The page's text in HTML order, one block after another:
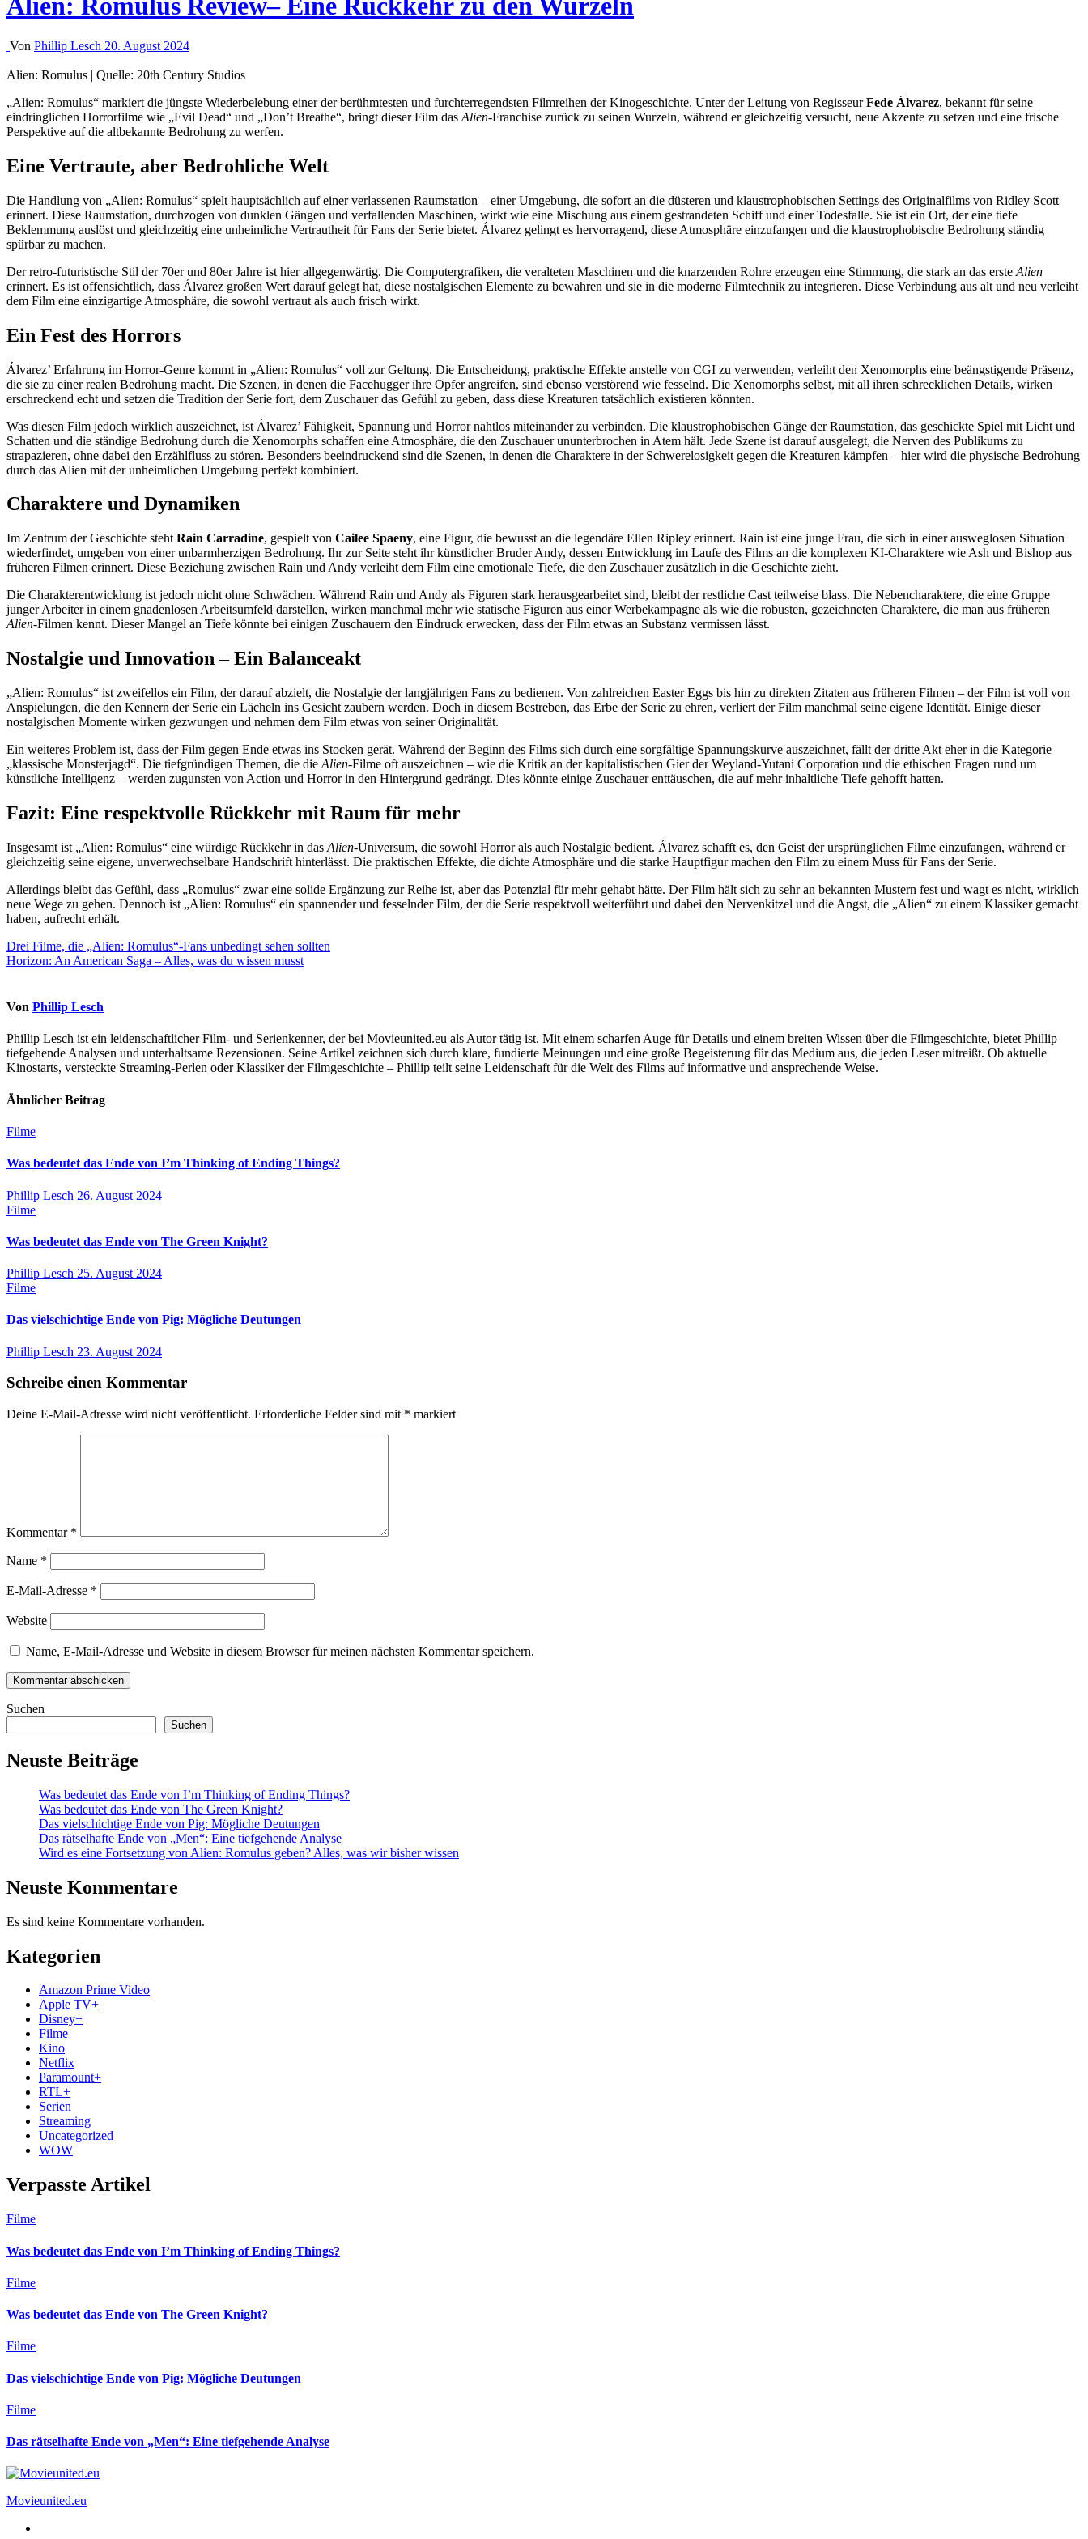
Alien: Romulus Review– Eine Rückkehr zu den Wurzeln
Von Phillip Lesch 20. August 2024
Alien: Romulus | Quelle: 20th Century Studios
„Alien: Romulus“ markiert die jüngste Wiederbelebung einer der berühmtesten und furchterregendsten Filmreihen der Kinogeschichte. Unter der Leitung von RegisseurFede Álvarez, bekannt für seine
eindringlichen Horrorfilme wie „Evil Dead“ und „Don’t Breathe“, bringt dieser Film das Alien-Franchise zurück zu seinen Wurzeln, während er gleichzeitig versucht, neue Akzente zu setzen und eine frische
Perspektive auf die altbekannte Bedrohung zu werfen.
Eine Vertraute, aber Bedrohliche Welt
Die Handlung von „Alien: Romulus“ spielt hauptsächlich auf einer verlassenen Raumstation – einer Umgebung, die sofort an die düsteren und klaustrophobischen Settings des Originalfilms von Ridley Scott
erinnert. Diese Raumstation, durchzogen von dunklen Gängen und verfallenden Maschinen, wirkt wie eine Mischung aus einem gestrandeten Schiff und einer Todesfalle. Sie ist ein Ort, der eine tiefe
Beklemmung auslöst und gleichzeitig eine unheimliche Vertrautheit für Fans der Serie bietet. Álvarez gelingt es hervorragend, diese Atmosphäre einzufangen und die klaustrophobische Bedrohung ständig
spürbar zu machen.
Der retro-futuristische Stil der 70er und 80er Jahre ist hier allgegenwärtig. Die Computergrafiken, die veralteten Maschinen und die knarzenden Rohre erzeugen eine Stimmung, die stark an das erste Alien
erinnert. Es ist offensichtlich, dass Álvarez großen Wert darauf gelegt hat, diese nostalgischen Elemente zu bewahren und sie in die moderne Filmtechnik zu integrieren. Diese Verbindung aus alt und neu verleiht
dem Film eine einzigartige Atmosphäre, die sowohl vertraut als auch frisch wirkt.
Ein Fest des Horrors
Álvarez’ Erfahrung im Horror-Genre kommt in „Alien: Romulus“ voll zur Geltung. Die Entscheidung, praktische Effekte anstelle von CGI zu verwenden, verleiht den Xenomorphs eine beängstigende Präsenz,
die sie zu einer realen Bedrohung macht. Die Szenen, in denen die Facehugger ihre Opfer angreifen, sind ebenso verstörend wie fesselnd. Die Xenomorphs selbst, mit all ihren schrecklichen Details, wirken
erschreckend echt und setzen die Tradition der Serie fort, dem Zuschauer das Gefühl zu geben, dass diese Kreaturen tatsächlich existieren könnten.
Was diesen Film jedoch wirklich auszeichnet, ist Álvarez’ Fähigkeit, Spannung und Horror nahtlos miteinander zu verbinden. Die klaustrophobischen Gänge der Raumstation, das geschickte Spiel mit Licht und
Schatten und die ständige Bedrohung durch die Xenomorphs schaffen eine Atmosphäre, die den Zuschauer ununterbrochen in Atem hält. Jede Szene ist darauf ausgelegt, die Nerven des Publikums zu
strapazieren, ohne dabei den Erzählfluss zu stören. Besonders beeindruckend sind die Szenen, in denen die Charaktere in der Schwerelosigkeit gegen die Kreaturen kämpfen – hier wird die physische Bedrohung
durch das Alien mit der unheimlichen Umgebung perfekt kombiniert.
Charaktere und Dynamiken
Im Zentrum der Geschichte steht Rain Carradine, gespielt von Cailee Spaeny, eine Figur, die bewusst an die legendäre Ellen Ripley erinnert. Rain ist eine junge Frau, die sich in einer ausweglosen Situation
wiederfindet, umgeben von einer unbarmherzigen Bedrohung. Ihr zur Seite steht ihr künstlicher Bruder Andy, dessen Entwicklung im Laufe des Films an die komplexen KI-Charaktere wie Ash und Bishop aus
früheren Filmen erinnert. Diese Beziehung zwischen Rain und Andy verleiht dem Film eine emotionale Tiefe, die den Zuschauer zusätzlich in die Geschichte zieht.
Die Charakterentwicklung ist jedoch nicht ohne Schwächen. Während Rain und Andy als Figuren stark herausgearbeitet sind, bleibt der restliche Cast teilweise blass. Die Nebencharaktere, die eine Gruppe
junger Arbeiter in einem gnadenlosen Arbeitsumfeld darstellen, wirken manchmal mehr wie statische Figuren aus einer Werbekampagne als wie die robusten, gezeichneten Charaktere, die man aus früheren
Alien-Filmen kennt. Dieser Mangel an Tiefe könnte bei einigen Zuschauern den Eindruck erwecken, dass der Film etwas an Substanz vermissen lässt.
Nostalgie und Innovation – Ein Balanceakt
„Alien: Romulus“ ist zweifellos ein Film, der darauf abzielt, die Nostalgie der langjährigen Fans zu bedienen. Von zahlreichen Easter Eggs bis hin zu direkten Zitaten aus früheren Filmen – der Film ist voll von
Anspielungen, die den Kennern der Serie ein Lächeln ins Gesicht zaubern werden. Doch in diesem Bestreben, das Erbe der Serie zu ehren, verliert der Film manchmal seine eigene Identität. Einige dieser
nostalgischen Momente wirken gezwungen und nehmen dem Film etwas von seiner Originalität.
Ein weiteres Problem ist, dass der Film gegen Ende etwas ins Stocken gerät. Während der Beginn des Films sich durch eine sorgfältige Spannungskurve auszeichnet, fällt der dritte Akt eher in die Kategorie
„klassische Monsterjagd“. Die tiefgründigen Themen, die die Alien-Filme oft auszeichnen – wie die Kritik an der kapitalistischen Gier der Weyland-Yutani Corporation und die ethischen Fragen rund um
künstliche Intelligenz – werden zugunsten von Action und Horror in den Hintergrund gedrängt. Dies könnte einige Zuschauer enttäuschen, die auf mehr inhaltliche Tiefe gehofft hatten.
Fazit: Eine respektvolle Rückkehr mit Raum für mehr
Insgesamt ist „Alien: Romulus“ eine würdige Rückkehr in das Alien-Universum, die sowohl Horror als auch Nostalgie bedient. Álvarez schafft es, den Geist der ursprünglichen Filme einzufangen, während er
gleichzeitig seine eigene, unverwechselbare Handschrift hinterlässt. Die praktischen Effekte, die dichte Atmosphäre und die starke Hauptfigur machen den Film zu einem Muss für Fans der Serie.
Allerdings bleibt das Gefühl, dass „Romulus“ zwar eine solide Ergänzung zur Reihe ist, aber das Potenzial für mehr gehabt hätte. Der Film hält sich zu sehr an bekannten Mustern fest und wagt es nicht, wirklich
neue Wege zu gehen. Dennoch ist „Alien: Romulus“ ein spannender und fesselnder Film, der die Serie respektvoll weiterführt und dabei den Nervenkitzel und die Angst, die „Alien“ zu einem Klassiker gemacht
haben, aufrecht erhält.
Beitragsnavigation
Drei Filme, die „Alien: Romulus“-Fans unbedingt sehen sollten
Horizon: An American Saga – Alles, was du wissen musst
Von Phillip Lesch
Phillip Lesch ist ein leidenschaftlicher Film- und Serienkenner, der bei Movieunited.eu als Autor tätig ist. Mit einem scharfen Auge für Details und einem breiten Wissen über die Filmgeschichte, bietet Phillip
tiefgehende Analysen und unterhaltsame Rezensionen. Seine Artikel zeichnen sich durch klare, fundierte Meinungen und eine große Begeisterung für das Medium aus, die jeden Leser mitreißt. Ob aktuelle
Kinostarts, versteckte Streaming-Perlen oder Klassiker der Filmgeschichte – Phillip teilt seine Leidenschaft für die Welt des Films auf informative und ansprechende Weise.
Ähnlicher Beitrag
Filme
Was bedeutet das Ende von I’m Thinking of Ending Things?
Phillip Lesch 26. August 2024
Filme
Was bedeutet das Ende von The Green Knight?
Phillip Lesch 25. August 2024
Filme
Das vielschichtige Ende von Pig: Mögliche Deutungen
Phillip Lesch 23. August 2024
Schreibe einen Kommentar
Deine E-Mail-Adresse wird nicht veröffentlicht. Erforderliche Felder sind mit * markiert
Kommentar *
Name *
E-Mail-Adresse *
Website
Name, E-Mail-Adresse und Website in diesem Browser für meinen nächsten Kommentar speichern.
Suchen
Suchen
Neuste Beiträge
Was bedeutet das Ende von I’m Thinking of Ending Things?
Was bedeutet das Ende von The Green Knight?
Das vielschichtige Ende von Pig: Mögliche Deutungen
Das rätselhafte Ende von „Men“: Eine tiefgehende Analyse
Wird es eine Fortsetzung von Alien: Romulus geben? Alles, was wir bisher wissen
Neuste Kommentare
Es sind keine Kommentare vorhanden.
Kategorien
Amazon Prime Video
Apple TV+
Disney+
Filme
Kino
Netflix
Paramount+
RTL+
Serien
Streaming
Uncategorized
WOW
Verpasste Artikel
Filme
Was bedeutet das Ende von I’m Thinking of Ending Things?
Filme
Was bedeutet das Ende von The Green Knight?
Filme
Das vielschichtige Ende von Pig: Mögliche Deutungen
Filme
Das rätselhafte Ende von „Men“: Eine tiefgehende Analyse
Movieunited.eu